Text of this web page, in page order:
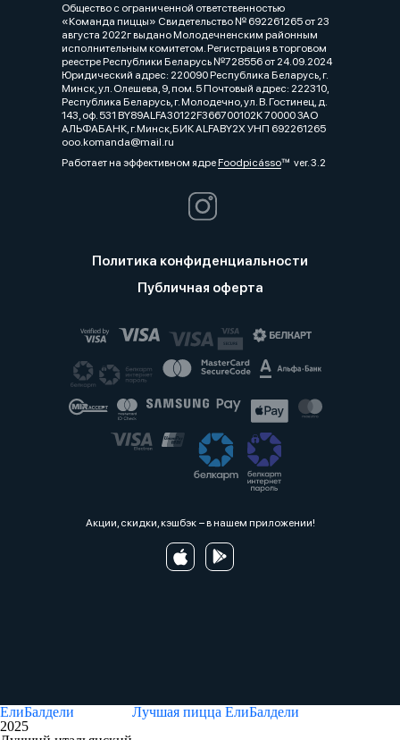
Общество с ограниченной ответственностью
«Команда пиццы» Свидетельство № 692261265 от 23
августа 2022г выдано Молодечненским районным
исполнительным комитетом. Регистрация в торговом
реестре Республики Беларусь №728556 от 24.09.2024
Юридический адрес: 220090 Республика Беларусь, г.
Минск, ул. Олешева, 9, пом. 5 Почтовый адрес: 222310,
Республика Беларусь, г. Молодечно, ул. В. Гостинец, д.
143, оф. 531 BY89ALFA30122F366700102К 70000 ЗАО
АЛЬФАБАНК, г.Минск,БИК ALFABY2X УНП 692261265
ooo.komanda@mail.ru
Работает на эффективном ядреFoodpicássover. 3.2
Политика конфиденциальности
Публичная оферта
Акции, скидки, кэшбэк − в нашем приложении!
ЕлиБалдели
2025
Лучшая пицца ЕлиБалдели